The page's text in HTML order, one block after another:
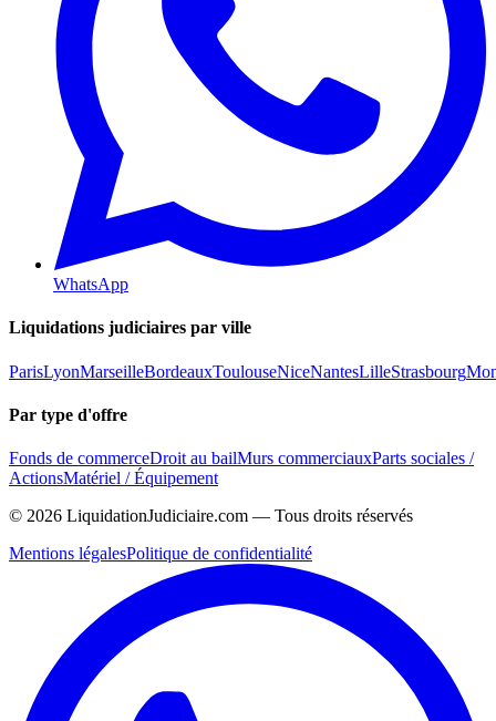
WhatsApp
Liquidations judiciaires par ville
ParisLyonMarseilleBordeauxToulouseNiceNantesLilleStrasbourg
Par type d'offre
Fonds de commerceDroit au bailMurs commerciauxParts sociales /
ActionsMatériel / Équipement
© 2026 LiquidationJudiciaire.com — Tous droits réservés
Mentions légalesPolitique de confidentialité